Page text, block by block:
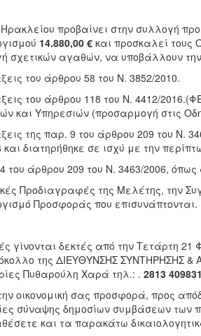
προβαίνει στην συλλογή
14.880,00€και προσκαλεί τους
σχετικών αγαθών, να υποβάλλουν
του άρθρου 58 του Ν. 3852/2010.
του άρθρου 118 του Ν. 4412/
και Υπηρεσιών (προσαρμογή στις
της παρ. 9 του άρθρου 209 του Ν.
και διατηρήθηκε σε ισχύ με την
του άρθρου 209 του Ν. 3463/2006,
Προδιαγραφές της Μελέτης, την
Προσφοράς που επισυνάπτονται.
γίνονται δεκτές από την Τετάρτη 21
της ΔΙΕΥΘΥΝΣΗΣ ΣΥΝΤΗΡΗΣΗΣ &
Πυθαρούλη Χαρά τηλ.: . 2813
οικονομική σας προσφορά, προς
σύναψης δημοσίων συμβάσεων των
και τα παρακάτω